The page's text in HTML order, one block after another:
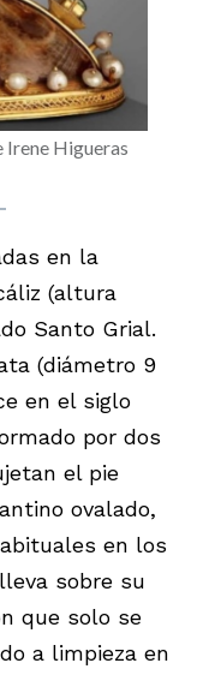
Irene Higueras
en la
(altura
Santo Grial.
(diámetro 9
en el siglo
por dos
el pie
ovalado,
en los
sobre su
que solo se
a limpieza en